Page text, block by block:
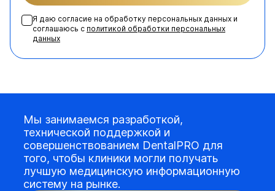
Я даю согласие на обработку персональных данных и
соглашаюсь с политикой обработки персональных
данных
Мы занимаемся разработкой,
технической поддержкой и
совершенствованием DentalPRO для
того, чтобы клиники могли получать
лучшую медицинскую информационную
систему на рынке.